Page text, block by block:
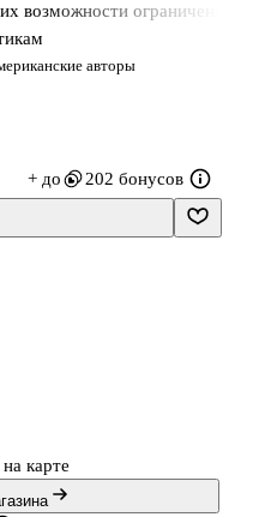
авторы
возможности ограничены.
о сестринской любви,
место в жизни, которая
иллюстрации корейского
+ до 202 бонусов
на карте